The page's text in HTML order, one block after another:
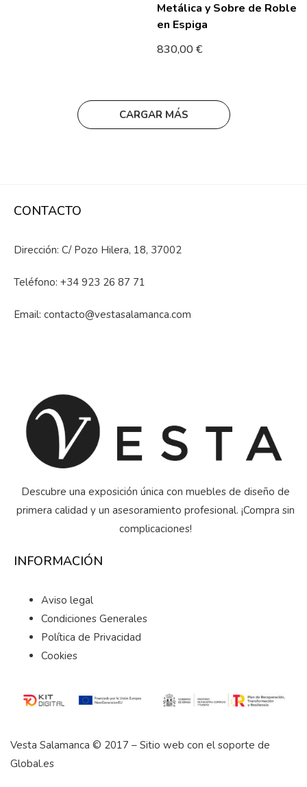
Metálica y Sobre de Roble
en Espiga
830,00€
CARGAR MÁS
CONTACTO
Dirección: C/ Pozo Hilera, 18, 37002
Teléfono: +34 923 26 87 71
Email: contacto@vestasalamanca.com
Descubre una exposición única con muebles de diseño de
primera calidad y un asesoramiento profesional. ¡Compra sin
complicaciones!
INFORMACIÓN
Aviso legal
Condiciones Generales
Política de Privacidad
Cookies
Vesta Salamanca © 2017 – Sitio web con el soporte de
Global.es